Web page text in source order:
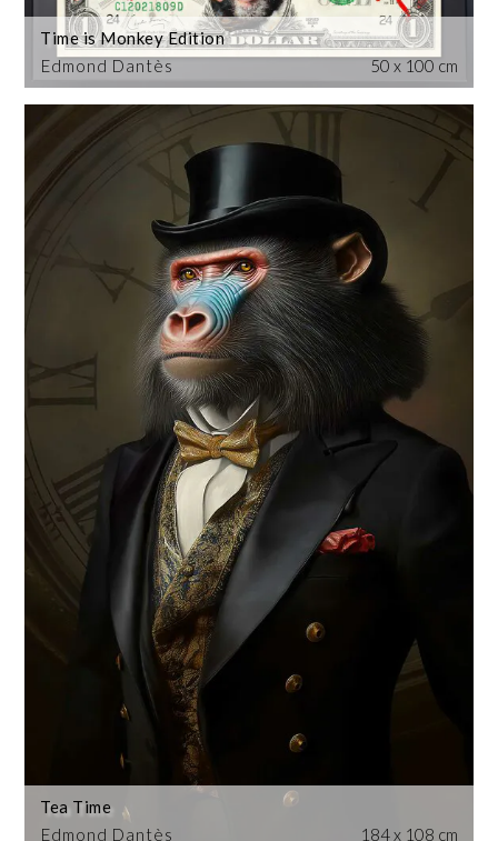
Edmond Dantès
Time is Monkey Edition
50 x 100 cm
Edmond Dantès
Tea Time
184 x 108 cm